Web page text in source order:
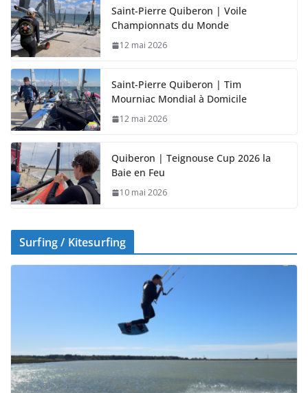
Saint-Pierre Quiberon | Voile
Championnats du Monde
12 mai 2026
Saint-Pierre Quiberon | Tim
Mourniac Mondial à Domicile
12 mai 2026
Quiberon | Teignouse Cup 2026 la
Baie en Feu
10 mai 2026
Surfing / Kitesurfing